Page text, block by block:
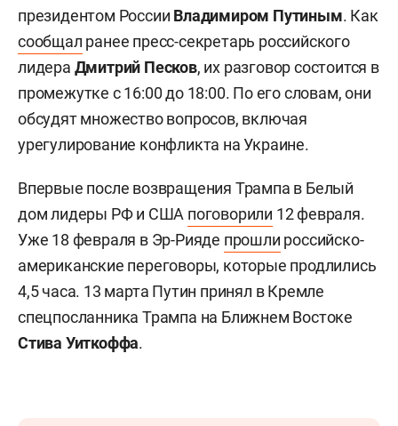
президентом России Владимиром Путиным. Как
сообщал ранее пресс-секретарь российского
лидера Дмитрий Песков, их разговор состоится в
промежутке с 16:00 до 18:00. По его словам, они
обсудят множество вопросов, включая
урегулирование конфликта на Украине.
Впервые после возвращения Трампа в Белый
дом лидеры РФ и США поговорили 12 февраля.
Уже 18 февраля в Эр-Рияде прошли российско-
американские переговоры, которые продлились
4,5 часа. 13 марта Путин принял в Кремле
спецпосланника Трампа на Ближнем Востоке
Стива Уиткоффа.